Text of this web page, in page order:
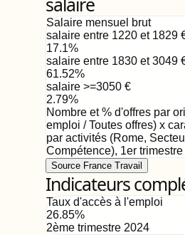
Salaire mensuel brut
salaire entre 1220 et 1829
17.1%
salaire entre 1830 et 3049
61.52%
salaire >=3050 €
2.79%
Nombre et % d'offres par
emploi / Toutes offres) x
par activités (Rome,
Compétence), 1er
Source France Travail
Indicateurs
Taux d'accès à l'emploi
26.85%
2ème trimestre 2024